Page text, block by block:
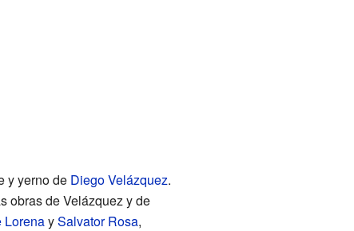
y yerno de Diego Velázquez.
obras de Velázquez y de
LorenaySalvator Rosa,